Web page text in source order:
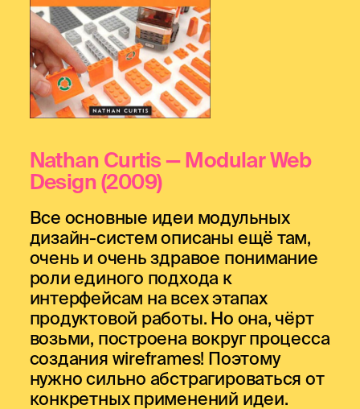
Nathan Curtis — Modular Web
Design (2009)
Все основные идеи модульных
дизайн-систем описаны ещё там,
очень и очень здравое понимание
роли единого подхода к
интерфейсам на всех этапах
продуктовой работы. Но она, чёрт
возьми, построена вокруг процесса
создания wireframes! Поэтому
нужно сильно абстрагироваться от
конкретных применений идеи.